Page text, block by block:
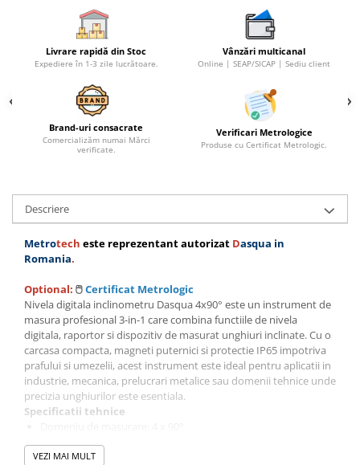
Livrare rapidă din Stoc
Expediere în 1-3 zile lucrătoare.
Vânzări multicanal
Online | SEAP/SICAP | Sediu client
Brand-uri consacrate
Comercializăm numai Mărci
verificate.
Verificari Metrologice
Produse cu Certificat Metrologic.
Descriere
Metrotech este reprezentant autorizat Dasqua in
Romania.
Optional: 🖱️Certificat Metrologic
Nivela digitala inclinometru Dasqua 4x90° este un instrument de
masura profesional 3-in-1 care combina functiile de nivela
digitala, raportor si dispozitiv de masurat unghiuri inclinate. Cu o
carcasa compacta, magneti puternici si protectie IP65 impotriva
prafului si umezelii, acest instrument este ideal pentru aplicatii in
industrie, mecanica, prelucrari metalice sau domenii tehnice unde
precizia unghiurilor este esentiala.
Specificatii tehnice
Rezolutie: 0,1°
Precizie:
VEZI MAI MULT